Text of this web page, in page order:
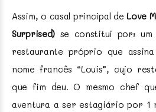
Assim, o casal principal deLove
Surprised) se constitui por:
restaurante próprio que
nome francês “Louis”, cujo
que fim deu. O mesmo chef
aventura a ser estagiário por 1